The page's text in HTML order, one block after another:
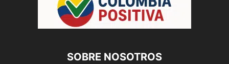
SOBRE NOSOTROS